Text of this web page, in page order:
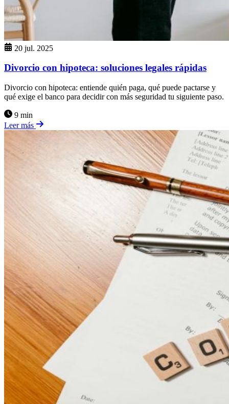
20 jul. 2025
Divorcio con hipoteca: soluciones legales rápidas
Divorcio con hipoteca: entiende quién paga, qué puede pactarse y
qué exige el banco para decidir con más seguridad tu siguiente paso.
9 min
Leer más